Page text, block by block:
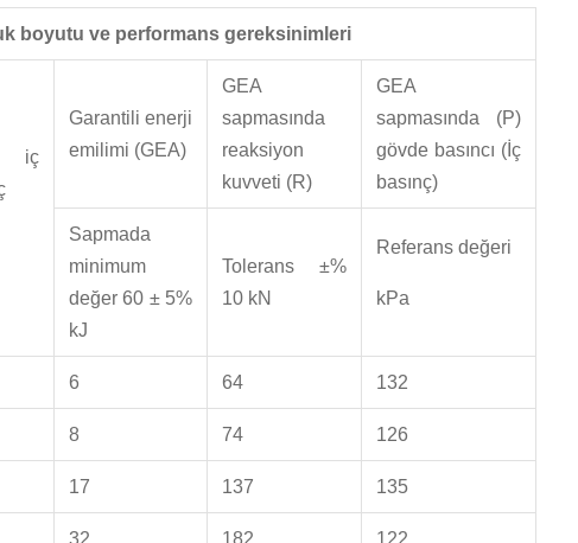
boyutu ve performans gereksinimleri
iç
Garantili enerji
emilimi (GEA)
GEA
sapmasında
reaksiyon
kuvveti (R)
GEA
sapmasında (P)
gövde basıncı (İç
basınç)
Sapmada
minimum
değer 60 ± 5%
kJ
Tolerans ±%
10 kN
Referans değeri
kPa
6 64 132
8 74 126
17 137 135
32 182 122